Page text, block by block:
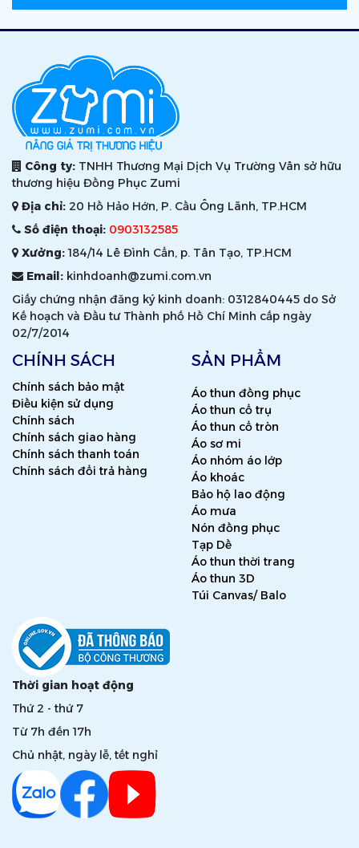
Công ty: TNHH Thương Mại Dịch Vụ Trường Vân sở hữu
thương hiệu Đồng Phục Zumi
Địa chỉ: 20 Hồ Hảo Hớn, P. Cầu Ông Lãnh, TP.HCM
Số điện thoại: 0903132585
Xưởng:184/14 Lê Đình Cẩn, p. Tân Tạo, TP.HCM
Email: kinhdoanh@zumi.com.vn
Giấy chứng nhận đăng ký kinh doanh: 0312840445 do Sở
Kế hoạch và Đầu tư Thành phố Hồ Chí Minh cấp ngày
02/7/2014
CHÍNH SÁCH
Chính sách bảo mật
Điều kiện sử dụng
Chính sách
Chính sách giao hàng
Chính sách thanh toán
Chính sách đổi trả hàng
SẢN PHẨM
Áo thun đồng phục
Áo thun cổ trụ
Áo thun cổ tròn
Áo sơ mi
Áo nhóm áo lớp
Áo khoác
Bảo hộ lao động
Áo mưa
Nón đồng phục
Tạp Dề
Áo thun thời trang
Áo thun 3D
Túi Canvas/ Balo
Thời gian hoạt động
Thứ 2 - thứ 7
Từ 7h đến 17h
Chủ nhật, ngày lễ, tết nghỉ